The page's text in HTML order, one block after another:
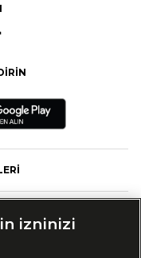
izninizi